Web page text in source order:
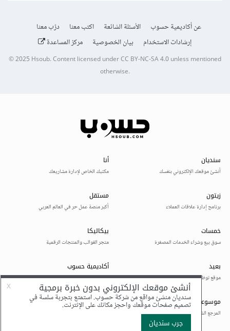
عن أكاديمية حسوب الأسئلة الشائعة اكتب معنا
درّب معنا
إرشادات الاستخدام
بيان الخصوصية مركز المساعدة
© 2025Hsoub.Content licensed underCC BY-NC-SA 4.0unless mentioned
otherwise.